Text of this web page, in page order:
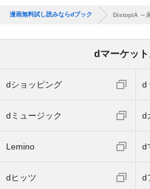
漫画無料試し読みならdブック DistopiA ～
dマーケッ
dショッピング d
dミュージック d
Lemino d
dヒッツ d